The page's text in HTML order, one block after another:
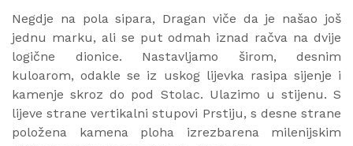
Negdje na pola sipara, Dragan viče da je našao još
jednu marku, ali se put odmah iznad račva na dvije
logične dionice. Nastavljamo širom, desnim
kuloarom, odakle se iz uskog lijevka rasipa sijenje i
kamenje skroz do pod Stolac. Ulazimo u stijenu. S
lijeve strane vertikalni stupovi Prstiju, s desne strane
položena kamena ploha izrezbarena milenijskim